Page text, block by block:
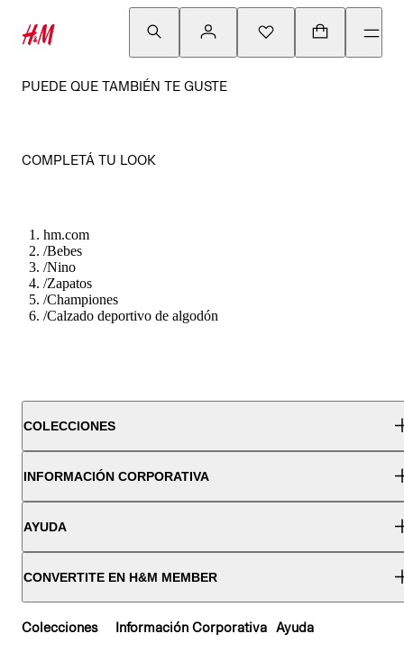
PUEDE QUE TAMBIÉN TE GUSTE
COMPLETÁ TU LOOK
hm.com
/Bebes
/Nino
/Zapatos
/Championes
/Calzado deportivo de algodón
COLECCIONES
INFORMACIÓN CORPORATIVA
AYUDA
CONVERTITE EN H&M MEMBER
Colecciones Información Corporativa Ayuda